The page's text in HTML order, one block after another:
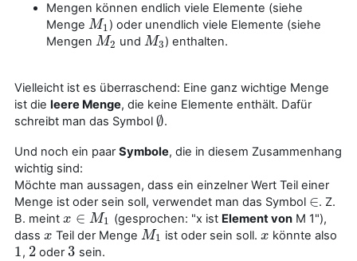
Mengen können endlich viele Elemente (siehe
Menge M1
M1 ) oder unendlich viele Elemente (siehe
Mengen M2
M2 undM3
M3 ) enthalten.
Vielleicht ist es überraschend: Eine ganz wichtige Menge
ist die leere Menge, die keine Elemente enthält. Dafür
schreibt man das Symbol ∅
∅.
Und noch ein paarSymbole, die in diesem Zusammenhang
wichtig sind:
Möchte man aussagen, dass ein einzelner Wert Teil einer
Menge ist oder sein soll, verwendet man das Symbol ∈
∈. Z.
B. meint x ∈ M1
x∈M1 (gesprochen: "x ist Element vonM 1"),
dass x
x Teil der Menge M1
M1 ist oder sein soll.x
x könnte also
1
1 , 2
2 oder3
3 sein.